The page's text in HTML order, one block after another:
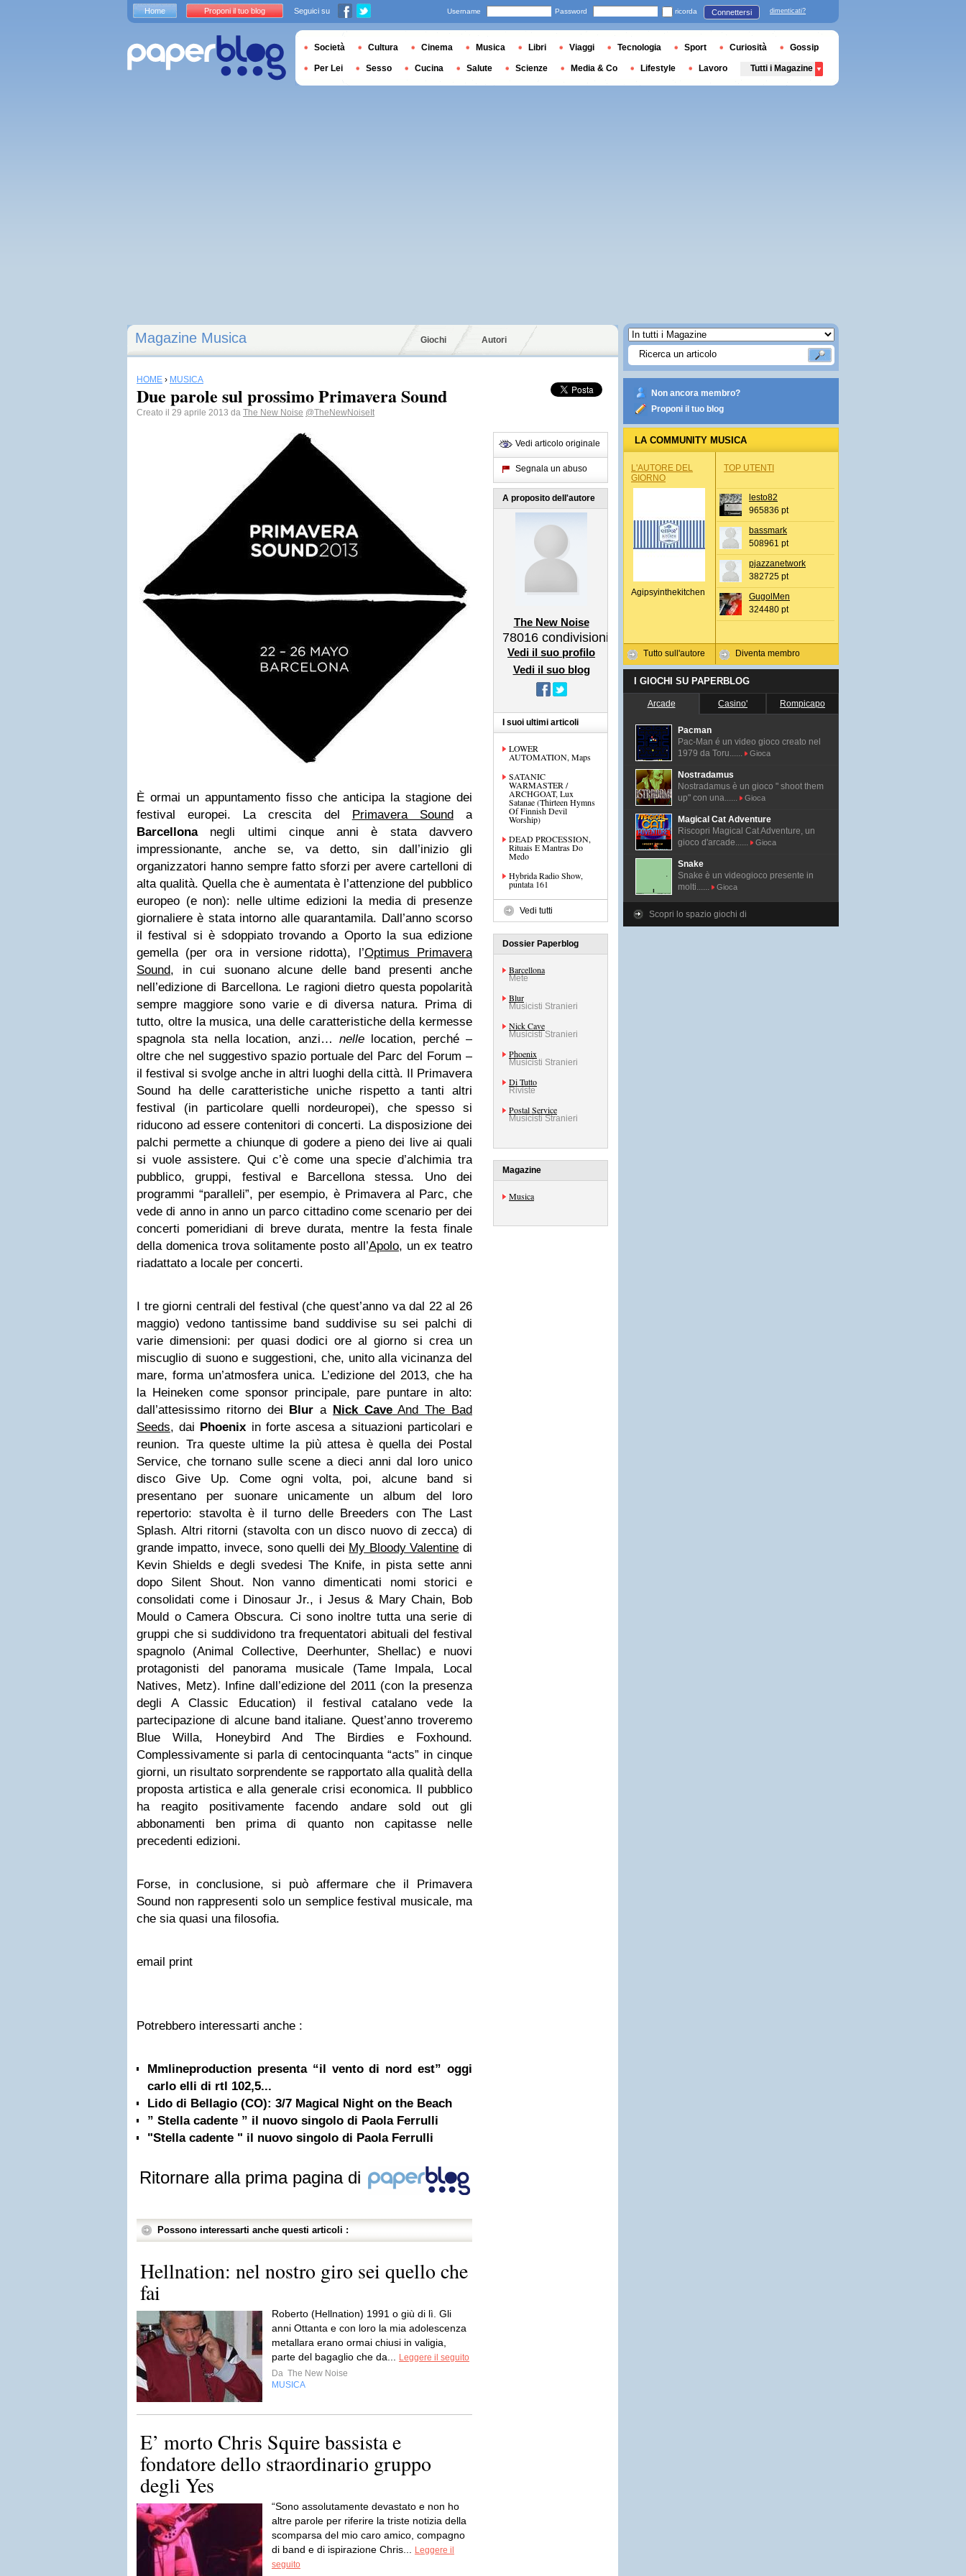
Magazine Musica Giochi Autori
HOME › MUSICA
Due parole sul prossimo Primavera Sound
Creato il 29 aprile 2013 da The New Noise @TheNewNoiseIt
È ormai un appuntamento fisso che anticipa la stagione dei
festival europei. La crescita del Primavera Sounda
Barcellonanegli ultimi cinque anni è stata davvero
impressionante, anche se, va detto, sin dall’inizio gli
organizzatori hanno sempre fatto sforzi per avere cartelloni di
alta qualità. Quella che è aumentata è l’attenzione del pubblico
europeo (e non): nelle ultime edizioni la media di presenze
giornaliere è stata intorno alle quarantamila. Dall’anno scorso
il festival si è sdoppiato trovando a Oporto la sua edizione
gemella (per ora in versione ridotta), l’Optimus Primavera
Sound, in cui suonano alcune delle band presenti anche
nell’edizione di Barcellona. Le ragioni dietro questa popolarità
sempre maggiore sono varie e di diversa natura. Prima di
tutto, oltre la musica, una delle caratteristiche della kermesse
spagnola sta nella location, anzi… nellelocation, perché –
oltre che nel suggestivo spazio portuale del Parc del Forum –
il festival si svolge anche in altri luoghi della città. Il Primavera
Sound ha delle caratteristiche uniche rispetto a tanti altri
festival (in particolare quelli nordeuropei), che spesso si
riducono ad essere contenitori di concerti. La disposizione dei
palchi permette a chiunque di godere a pieno dei live ai quali
si vuole assistere. Qui c’è come una specie d’alchimia tra
pubblico, gruppi, festival e Barcellona stessa. Uno dei
programmi “paralleli”, per esempio, è Primavera al Parc, che
vede di anno in anno un parco cittadino come scenario per dei
concerti pomeridiani di breve durata, mentre la festa finale
della domenica trova solitamente posto all’Apolo, un ex teatro
riadattato a locale per concerti.
I tre giorni centrali del festival (che quest’anno va dal 22 al 26
maggio) vedono tantissime band suddivise su sei palchi di
varie dimensioni: per quasi dodici ore al giorno si crea un
miscuglio di suono e suggestioni, che, unito alla vicinanza del
mare, forma un’atmosfera unica. L’edizione del 2013, che ha
la Heineken come sponsor principale, pare puntare in alto:
dall’attesissimo ritorno dei Blur a Nick CaveAnd The Bad
Seeds, dai Phoenix in forte ascesa a situazioni particolari e
reunion. Tra queste ultime la più attesa è quella dei Postal
Service, che tornano sulle scene a dieci anni dal loro unico
disco Give Up. Come ogni volta, poi, alcune band si
presentano per suonare unicamente un album del loro
repertorio: stavolta è il turno delle Breeders con The Last
Splash. Altri ritorni (stavolta con un disco nuovo di zecca) di
grande impatto, invece, sono quelli dei My Bloody Valentine di
Kevin Shields e degli svedesi The Knife, in pista sette anni
dopo Silent Shout. Non vanno dimenticati nomi storici e
consolidati come i Dinosaur Jr., i Jesus & Mary Chain, Bob
Mould o Camera Obscura. Ci sono inoltre tutta una serie di
gruppi che si suddividono tra frequentatori abituali del festival
spagnolo (Animal Collective, Deerhunter, Shellac) e nuovi
protagonisti del panorama musicale (Tame Impala, Local
Natives, Metz). Infine dall’edizione del 2011 (con la presenza
degli A Classic Education) il festival catalano vede la
partecipazione di alcune band italiane. Quest’anno troveremo
Blue Willa, Honeybird And The Birdies e Foxhound.
Complessivamente si parla di centocinquanta “acts” in cinque
giorni, un risultato sorprendente se rapportato alla qualità della
proposta artistica e alla generale crisi economica. Il pubblico
ha reagito positivamente facendo andare sold out gli
abbonamenti ben prima di quanto non capitasse nelle
precedenti edizioni.
Forse, in conclusione, si può affermare che il Primavera
Sound non rappresenti solo un semplice festival musicale, ma
che sia quasi una filosofia.
email print
Potrebbero interessarti anche :
Mmlineproduction presenta “il vento di nord est” oggi
carlo elli di rtl 102,5...
Lido di Bellagio (CO): 3/7 Magical Night on the Beach
” Stella cadente ” il nuovo singolo di Paola Ferrulli
"Stella cadente " il nuovo singolo di Paola Ferrulli
Ritornare alla prima pagina di
Possono interessarti anche questi articoli :
Hellnation: nel nostro giro sei quello che
fai
Roberto (Hellnation) 1991 o giù di lì. Gli
anni Ottanta e con loro la mia adolescenza
metallara erano ormai chiusi in valigia,
parte del bagaglio che da...
Leggere il seguito
Da The New Noise
MUSICA
E’ morto Chris Squire bassista e
fondatore dello straordinario gruppo
degli Yes
“Sono assolutamente devastato e non ho
altre parole per riferire la triste notizia della
scomparsa del mio caro amico, compagno
di band e di ispirazione Chris...
Leggere il
seguito
Vedi articolo originale
Segnala un abuso
A proposito dell'autore
The New Noise
78016 condivisioni
Vedi il suo profilo
Vedi il suo blog
I suoi ultimi articoli
LOWER
AUTOMATION, Maps
SATANIC
WARMASTER /
ARCHGOAT, Lux
Satanae (Thirteen Hymns
Of Finnish Devil
Worship)
DEAD PROCESSION,
Rituais E Mantras Do
Medo
Hybrida Radio Show,
puntata 161
Vedi tutti
Dossier Paperblog
Barcellona
Mete
Blur
Musicisti Stranieri
Nick Cave
Musicisti Stranieri
Phoenix
Musicisti Stranieri
Di Tutto
Riviste
Postal Service
Musicisti Stranieri
Magazine
Musica
Non ancora membro?
Proponi il tuo blog
LA COMMUNITY MUSICA
L'AUTORE DEL
GIORNO
Agipsyinthekitchen
Tutto sull'autore
TOP UTENTI
lesto82
965836 pt
bassmark
508961 pt
pjazzanetwork
382725 pt
GugolMen
324480 pt
Diventa membro
I GIOCHI SU PAPERBLOG
Arcade Casino' Rompicapo
Pacman
Pac-Man é un video gioco creato nel
1979 da Toru......
Gioca
Nostradamus
Nostradamus è un gioco " shoot them
up" con una......
Gioca
Magical Cat Adventure
Riscopri Magical Cat Adventure, un
gioco d'arcade......
Gioca
Snake
Snake è un videogioco presente in
molti......
Gioca
Scopri lo spazio giochi di
Home Proponi il tuo blog Seguici su Username Password ricorda Connettersi dimenticati?
Società Cultura Cinema Musica Libri Viaggi Tecnologia Sport Curiosità Gossip
Per Lei Sesso Cucina Salute Scienze Media & Co Lifestyle Lavoro Tutti i Magazine